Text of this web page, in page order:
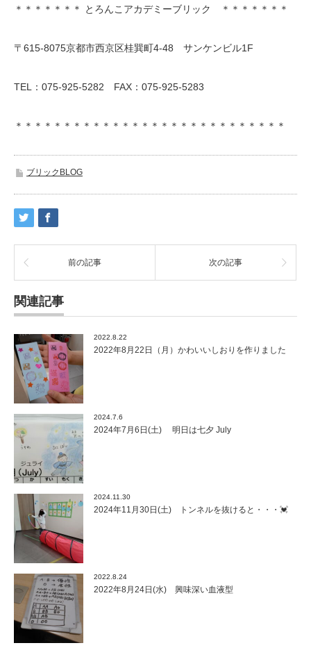
＊＊＊＊＊＊＊ とろんこアカデミーブリック ＊＊＊＊＊＊＊
〒615-8075京都市西京区桂巽町4-48 サンケンビル1F
TEL：075-925-5282 FAX：075-925-5283
＊＊＊＊＊＊＊＊＊＊＊＊＊＊＊＊＊＊＊＊＊＊＊＊＊＊＊＊
ブリックBLOG
前の記事 次の記事
関連記事
2022.8.22
2022年8月22日（月）かわいいしおりを作りました
2024.7.6
2024年7月6日(土) 明日は七夕 July
2024.11.30
2024年11月30日(土) トンネルを抜けると・・・💓
2022.8.24
2022年8月24日(水) 興味深い血液型